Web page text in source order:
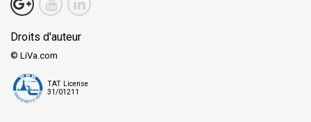
Droits d'auteur
© LiVa.com
TAT License
31/01211